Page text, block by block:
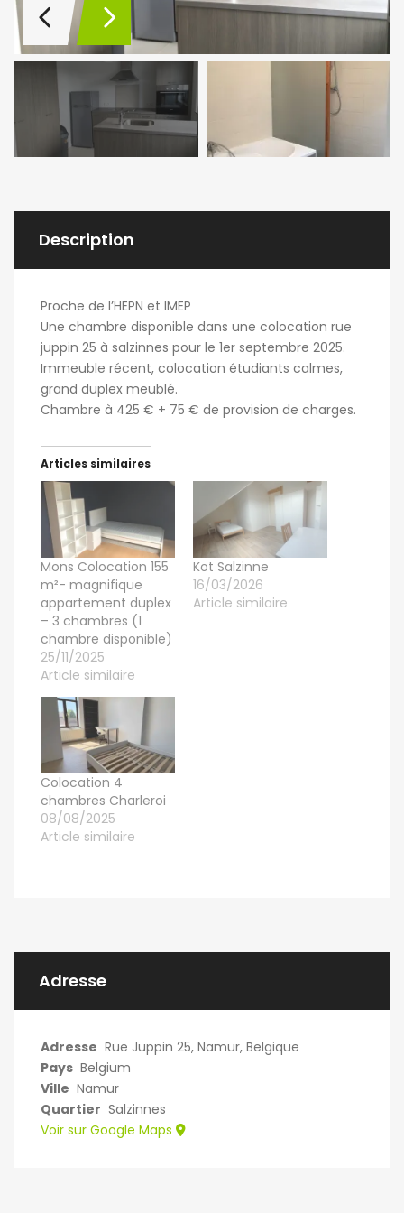
Description
Proche de l’HEPN et IMEP
Une chambre disponible dans une colocation rue
juppin 25 à salzinnes pour le 1er septembre 2025.
Immeuble récent, colocation étudiants calmes,
grand duplex meublé.
Chambre à 425 € + 75 € de provision de charges.
Articles similaires
Mons Colocation 155
m²- magnifique
appartement duplex
– 3 chambres (1
chambre disponible)
25/11/2025
Article similaire
Kot Salzinne
16/03/2026
Article similaire
Colocation 4
chambres Charleroi
08/08/2025
Article similaire
Adresse
Adresse Rue Juppin 25, Namur, Belgique
Pays Belgium
Ville Namur
Quartier Salzinnes
Voir sur Google Maps